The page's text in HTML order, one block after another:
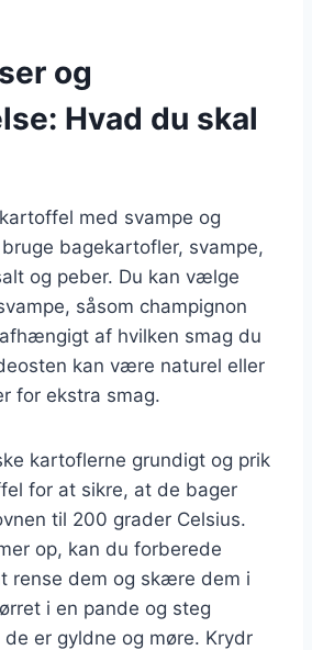
og
Hvad du skal
med svampe og
bagekartofler, svampe,
og peber. Du kan vælge
såsom champignon
af hvilken smag du
kan være naturel eller
for ekstra smag.
kartoflerne grundigt og prik
for at sikre, at de bager
til 200 grader Celsius.
op, kan du forberede
rense dem og skære dem i
i en pande og steg
er gyldne og møre. Krydr